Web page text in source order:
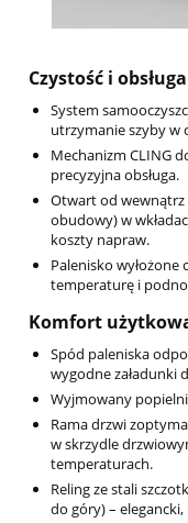
Czystość i obsługa
System
utrzymanie szyby w
Mechanizm CLING
precyzyjna obsługa.
Otwart od wewnątrz
obudowy) w
koszty napraw.
Palenisko
temperaturę i
Komfort
Spód paleniska
wygodne załadunki
Wyjmowany
Rama drzwi
w skrzydle
temperaturach.
Reling ze stali
do góry) –